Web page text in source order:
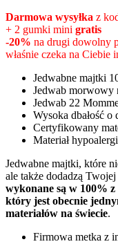
Darmowa wysyłka z
+ 2 gumki mini gratis
-20% na drugi dowolny
właśnie czeka na Ciebie
Jedwabne majtki
Jedwab morwowy
Jedwab 22
Wysoka dbałość o
Certyfikowany
Materiał
Jedwabne majtki, które
ale także dodadzą
wykonane są w 100%
który jest obecnie
materiałów na świecie.
Firmowa metka z